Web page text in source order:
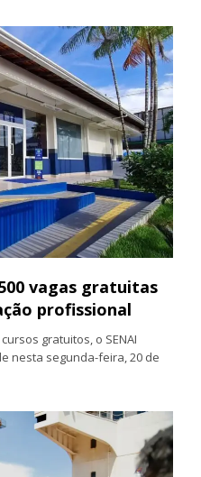
vagas gratuitas
profissional
gratuitos, o SENAI
nesta segunda-feira, 20 de